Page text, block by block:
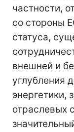
частности,
со стороны
статуса,
внешней и
углубления
энергетики,
отраслевых